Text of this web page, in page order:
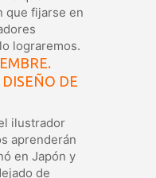
que fijarse en
lograremos.
DE
ilustrador
aprenderán
en Japón y
de